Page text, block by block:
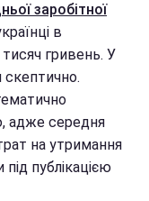
заробітної
в
гривень. У
скептично.
адже середня
на утримання
під публікацією